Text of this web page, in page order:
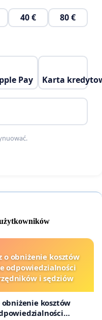
m.in. za sprawy
do naszej inicjatywy i
40 € 80 €
Pay Karta
o obniżenie kosztów
odpowiedzialności
i sędziów
obniżenie kosztów